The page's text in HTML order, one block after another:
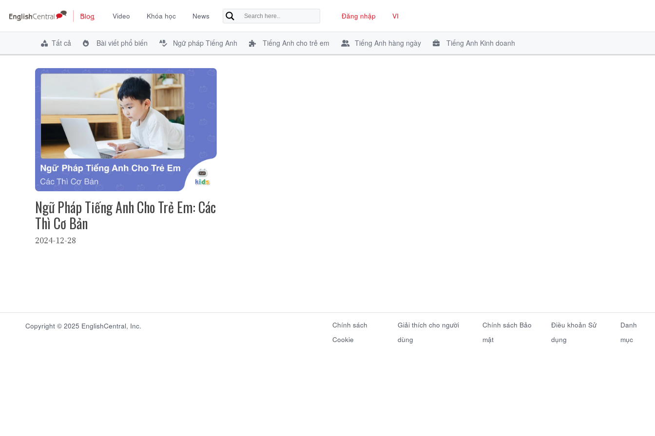
Video Khóa học News Đăng nhập VI
Tất cả Bài viết phổ biến Ngữ pháp Tiếng Anh Tiếng Anh cho trẻ em Tiếng Anh hàng ngày Tiếng Anh Kinh doanh
Chuyển
nội
Ngữ Pháp Tiếng Anh Cho Trẻ Em: Các
Thì Cơ Bản
2024-12-28
Copyright © 2025 EnglishCentral, Inc.
Chính sách
Cookie
Giải thích cho người
dùng
Chính sách Bảo
mật
Điều khoản Sử
dụng
Danh
mục